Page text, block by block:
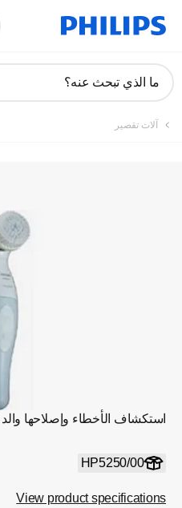
دعم
ما الذي تبحث عنه؟
آلات تقصير
استكشاف الأخطاء وإصلاحها
HP5250/00
View product specifications